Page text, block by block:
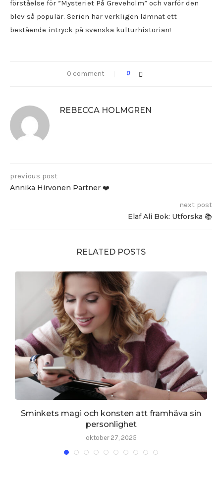
förståelse för ”Mysteriet På Greveholm” och varför den
blev så populär. Serien har verkligen lämnat ett
bestående intryck på svenska kulturhistorian!
0 comment 0
REBECCA HOLMGREN
previous post
Annika Hirvonen Partner ❤️
next post
Elaf Ali Bok: Utforska 📚
RELATED POSTS
Sminkets magi och konsten att framhäva sin
personlighet
oktober 27, 2025